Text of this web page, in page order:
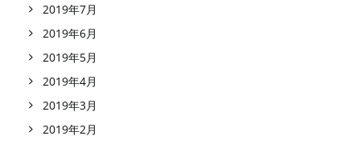
2019年7月
2019年6月
2019年5月
2019年4月
2019年3月
2019年2月